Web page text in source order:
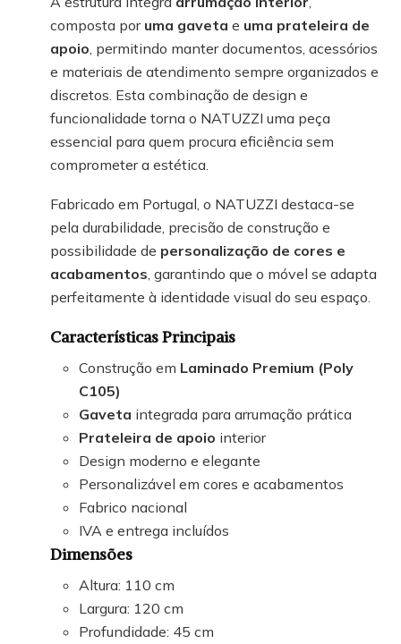
composta por uma gaveta e uma prateleira de
apoio , permitindo manter documentos, acessórios
e materiais de atendimento sempre organizados e
discretos. Esta combinação de design e
funcionalidade torna o NATUZZI uma peça
essencial para quem procura eficiência sem
comprometer a estética.
Fabricado em Portugal, o NATUZZI destaca-se
pela durabilidade, precisão de construção e
possibilidade de personalização de cores e
acabamentos , garantindo que o móvel se adapta
perfeitamente à identidade visual do seu espaço.
Características Principais
Construção em Laminado Premium (Poly
C105)
Gaveta integrada para arrumação prática
Prateleira de apoio interior
Design moderno e elegante
Personalizável em cores e acabamentos
Fabrico nacional
IVA e entrega incluídos
Dimensões
Altura: 110 cm
Largura: 120 cm
Profundidade: 45 cm